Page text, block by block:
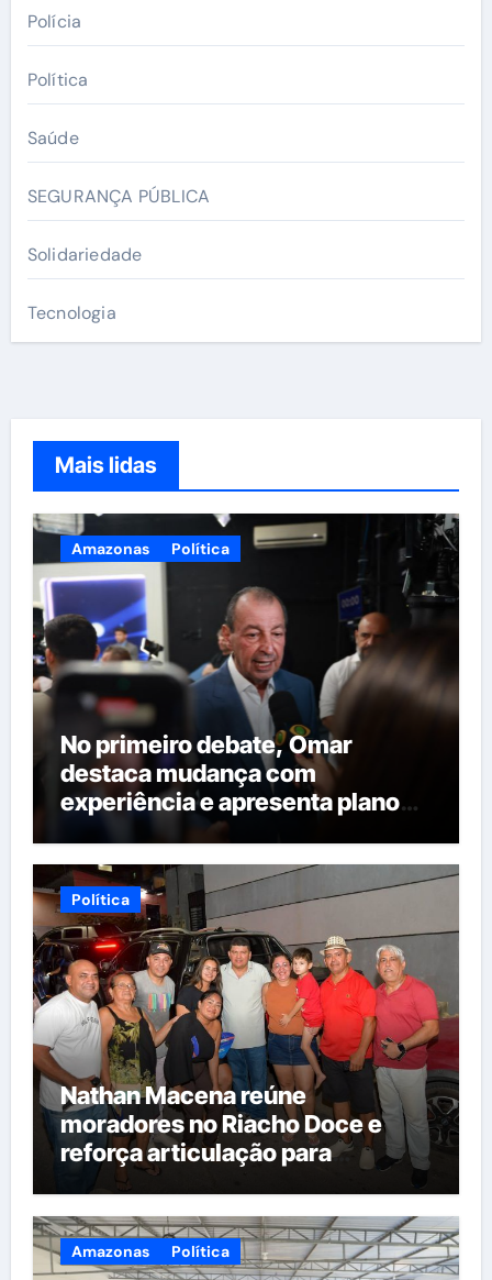
Polícia
Política
Saúde
SEGURANÇA PÚBLICA
Solidariedade
Tecnologia
Mais lidas
Amazonas Política
No primeiro debate, Omar
destaca mudança com
experiência e apresenta plano
para reorganizar serviços
públicos
Política
Nathan Macena reúne
moradores no Riacho Doce e
reforça articulação para
candidatura à Câmara Federal
Amazonas Política